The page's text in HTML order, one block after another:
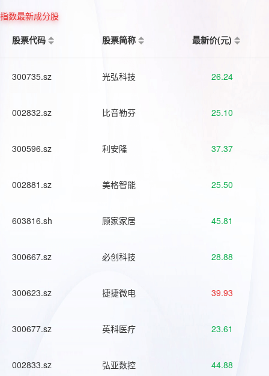
指数最新成分股
股票代码
股票简称 最新价(元)
300735.sz 光弘科技 26.24
002832.sz 比音勒芬 25.10
300596.sz 利安隆 37.37
002881.sz 美格智能 25.50
603816.sh 顾家家居 45.81
300667.sz 必创科技 28.88
300623.sz 捷捷微电 39.93
300677.sz 英科医疗 23.61
002833.sz 弘亚数控 44.88